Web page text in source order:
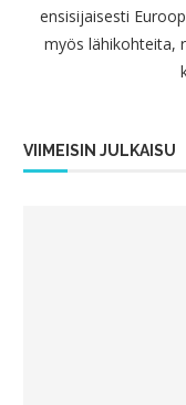
ensisijaisesti
myös lähikohteita,
VIIMEISIN JULKAISU